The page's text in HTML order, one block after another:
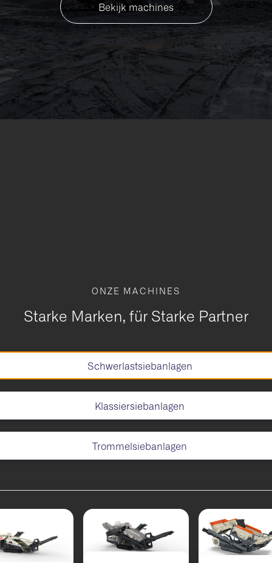
Bekijk machines
ONZE MACHINES
Starke Marken, für Starke Partner
Schwerlastsiebanlagen
Klassiersiebanlagen
Trommelsiebanlagen